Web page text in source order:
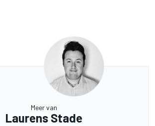
Meer van
Laurens Stade